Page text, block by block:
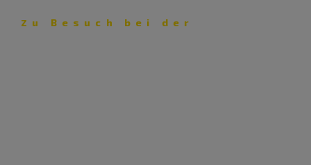
Zu Besuch bei der